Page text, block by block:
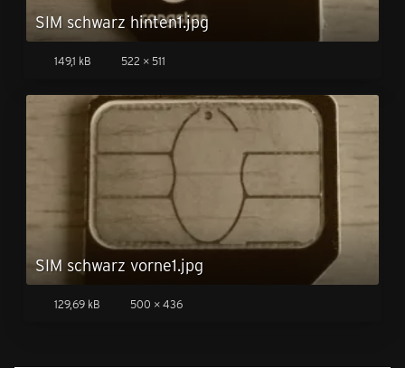
SIM schwarz hinten1.jpg
149,1 kB 522 × 511
SIM schwarz vorne1.jpg
129,69 kB 500 × 436